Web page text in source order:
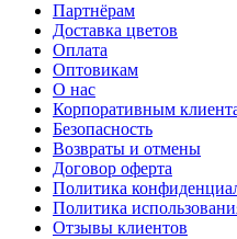
Партнёрам
Доставка цветов
Оплата
Оптовикам
О нас
Корпоративным
Безопасность
Возвраты и отмены
Договор оферта
Политика
Политика
Отзывы клиентов